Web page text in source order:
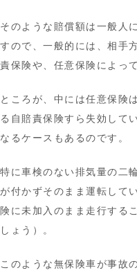
そのような賠償額は一般人
すので、一般的には、相手
責保険や、任意保険によっ
ところが、中には任意保険
る自賠責保険すら失効して
なるケースもあるのです。
特に車検のない排気量の二
が付かずそのまま運転して
険に未加入のまま走行する
しょう）。
このような無保険車が事故